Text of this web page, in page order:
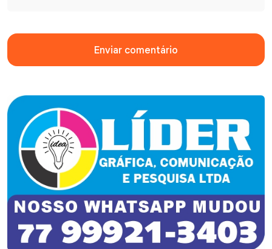
Enviar comentário